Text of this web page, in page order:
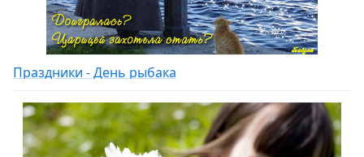
Праздники - День рыбака